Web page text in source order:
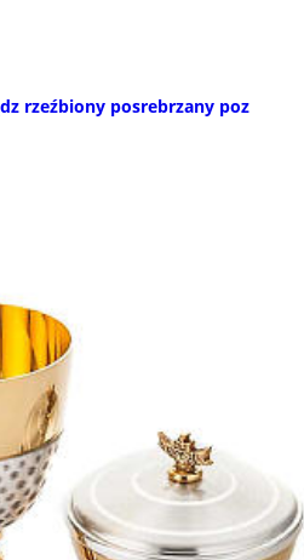
rzeźbiony posrebrzany poz